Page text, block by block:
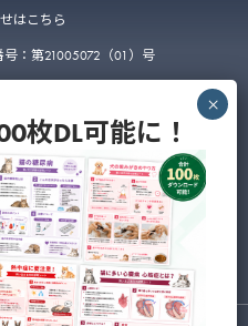
はこちら
：第21005072（01）号
港北区綱島東4-2-5-211
枚DL可能に！